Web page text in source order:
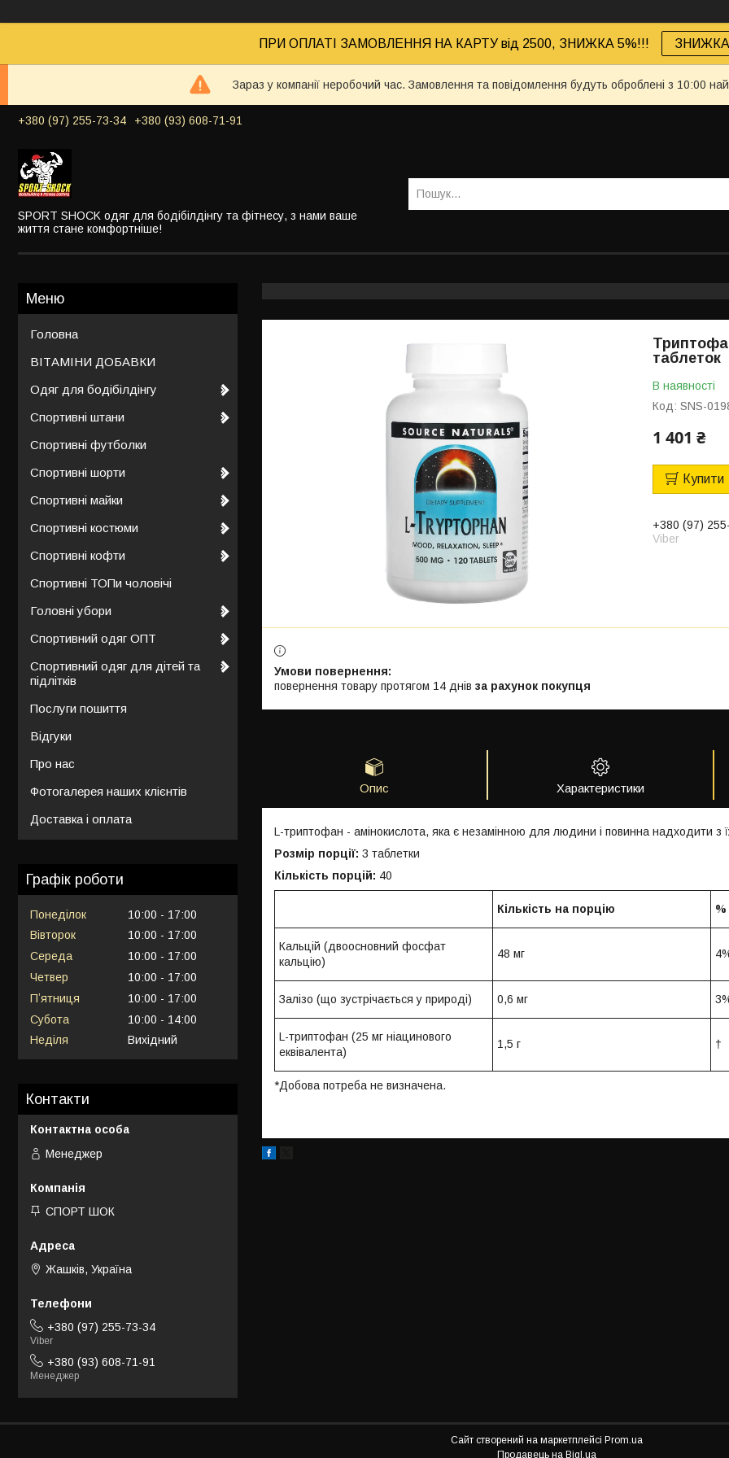
ПРИ ОПЛАТІ ЗАМОВЛЕННЯ НА КАРТУ від 2500, ЗНИЖКА 5%!!! ЗНИЖКА
Зараз у компанії неробочий час. Замовлення та повідомлення будуть оброблені з 10:00
+380 (97) 255-73-34 +380 (93) 608-71-91
SPORT SHOCK одяг для бодібілдінгу та фітнесу, з нами ваше
життя стане комфортніше!
таблеток
В наявності
Код: SNS-
1 401 ₴
Купити
+380 (97)
Viber
повернення товару протягом 14 днів за рахунок покупця
Опис Характеристики
L-триптофан - амінокислота, яка є незамінною для людини і повинна надходити з
Розмір порції: 3 таблетки
Кількість порцій: 40
Кількість на порцію
Кальцій (двоосновний фосфат
кальцію)
48 мг
Залізо (що зустрічається у природі) 0,6 мг
L-триптофан (25 мг ніацинового
еквівалента)
1,5 г †
*Добова потреба не визначена.
Головна
ВІТАМІНИ ДОБАВКИ
Одяг для бодібілдінгу
Спортивні штани
Спортивні футболки
Спортивні шорти
Спортивні майки
Спортивні костюми
Спортивні кофти
Спортивні ТОПи чоловічі
Головні убори
Спортивний одяг ОПТ
Спортивний одяг для дітей та
підлітків
Послуги пошиття
Відгуки
Про нас
Фотогалерея наших клієнтів
Доставка і оплата
Графік роботи
Понеділок 10:00
17:00
Вівторок
10:00
17:00
Середа
10:00
17:00
Четвер
10:00
17:00
Пʼятниця
10:00
17:00
Субота
10:00
14:00
Неділя
Вихідний
Контакти
Менеджер
СПОРТ ШОК
Жашків, Україна
+380 (97) 255-73-34
Viber
+380 (93) 608-71-91
Менеджер
Сайт створений на маркетплейсі Prom.ua
Продавець на Bigl.ua